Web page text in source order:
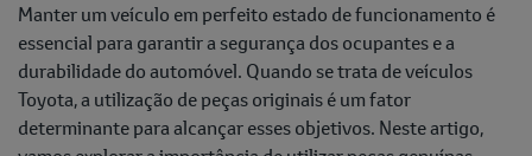
Manter um veículo em perfeito estado de funcionamento é
essencial para garantir a segurança dos ocupantes e a
durabilidade do automóvel. Quando se trata de veículos
Toyota, a utilização de peças originais é um fator
determinante para alcançar esses objetivos. Neste artigo,